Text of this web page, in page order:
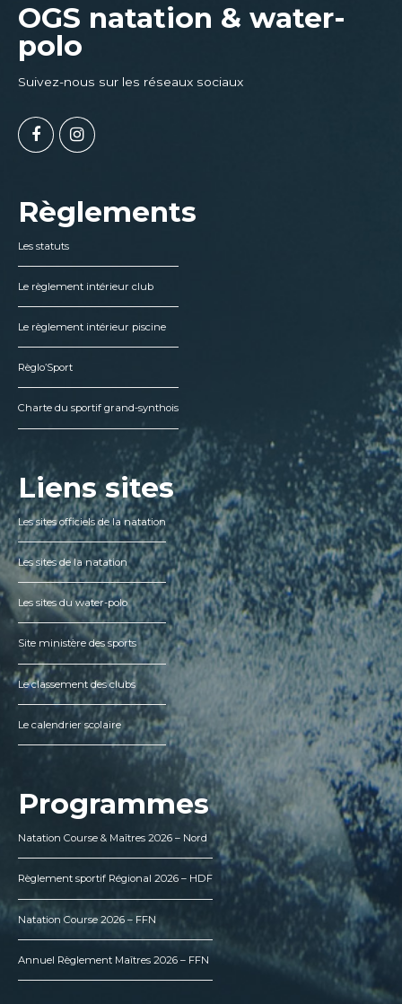
OGS natation & water-
polo
Suivez-nous sur les réseaux sociaux
Règlements
Les statuts
Le règlement intérieur club
Le règlement intérieur piscine
Règlo’Sport
Charte du sportif grand-synthois
Liens sites
Les sites officiels de la natation
Les sites de la natation
Les sites du water-polo
Site ministère des sports
Le classement des clubs
Le calendrier scolaire
Programmes
Natation Course & Maîtres 2026 – Nord
Règlement sportif Régional 2026 – HDF
Natation Course 2026 – FFN
Annuel Règlement Maîtres 2026 – FFN